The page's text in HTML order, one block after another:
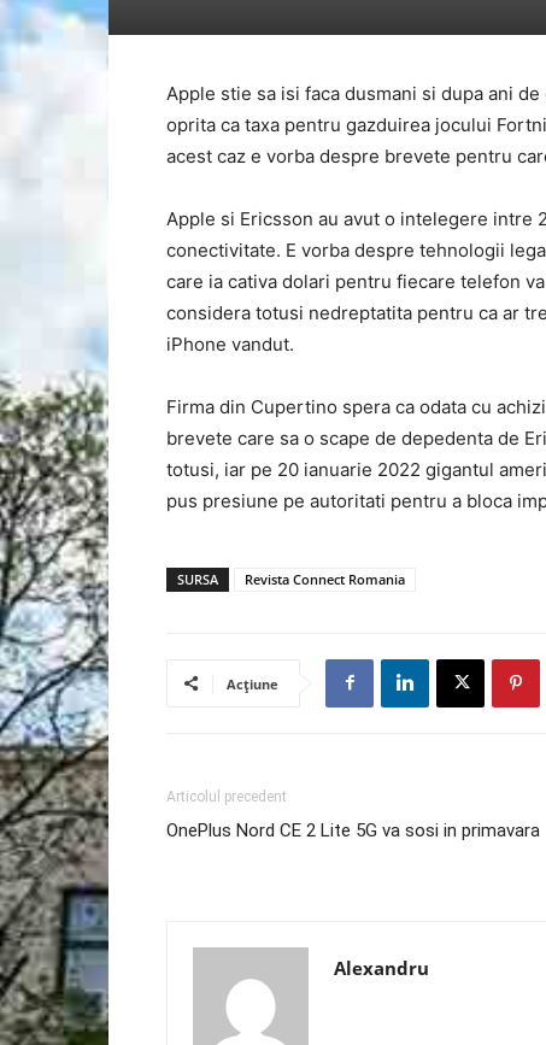
Apple stie sa isi faca dusmani si dupa ani
oprita ca taxa pentru gazduirea jocului
acest caz e vorba despre brevete pentru
Apple si Ericsson au avut o intelegere intre
conectivitate. E vorba despre tehnologii
care ia cativa dolari pentru fiecare telefon
considera totusi nedreptatita pentru ca ar
iPhone vandut.
Firma din Cupertino spera ca odata cu
brevete care sa o scape de depedenta de
totusi, iar pe 20 ianuarie 2022 gigantul
pus presiune pe autoritati pentru a bloca
SURSA Revista Connect Romania
Acțiune
Articolul precedent
OnePlus Nord CE 2 Lite 5G va sosi in primavara
Alexandru